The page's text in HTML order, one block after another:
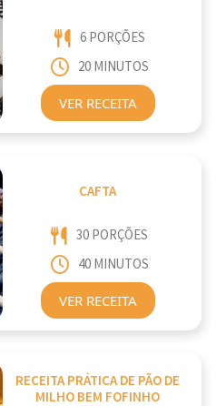
6 PORÇÕES
20 MINUTOS
VER RECEITA
CAFTA
30 PORÇÕES
40 MINUTOS
VER RECEITA
RECEITA PRÁTICA DE PÃO DE
MILHO BEM FOFINHO